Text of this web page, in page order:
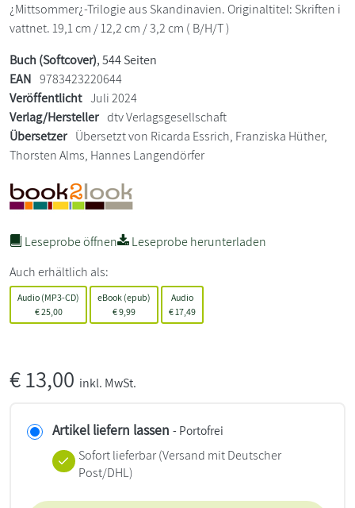
¿Mittsommer¿-Trilogie aus Skandinavien. Originaltitel: Skriften i
vattnet. 19,1 cm / 12,2 cm / 3,2 cm ( B/H/T )
Buch (Softcover), 544 Seiten
EAN 9783423220644
Veröffentlicht Juli 2024
Verlag/Hersteller dtv Verlagsgesellschaft
Übersetzer Übersetzt von Ricarda Essrich, Franziska Hüther,
Thorsten Alms, Hannes Langendörfer
Leseprobe öffnen
Leseprobe herunterladen
Auch erhältlich als:
Audio (MP3-CD)
€25,00
eBook (epub)
€9,99
Audio
€17,49
€13,00 inkl. MwSt.
Artikel liefern lassen - Portofrei
Sofort lieferbar(Versand mit Deutscher
Post/DHL)